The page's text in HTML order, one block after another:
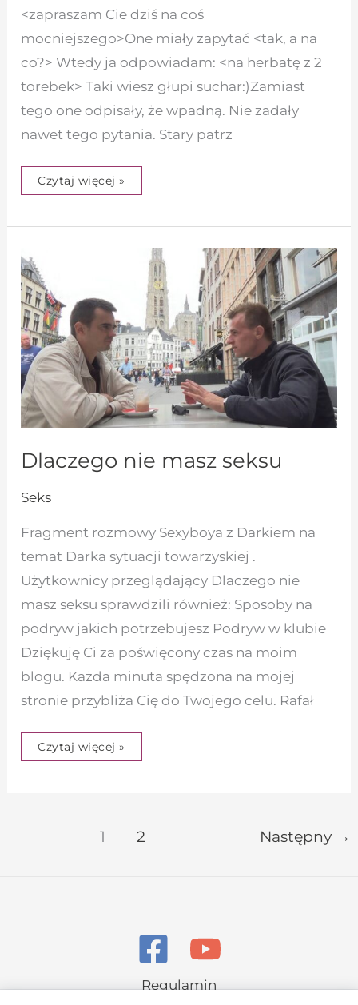
<zapraszam Cie dziś na coś
mocniejszego>One miały zapytać <tak, a na
co?> Wtedy ja odpowiadam: <na herbatę z 2
torebek> Taki wiesz głupi suchar:)Zamiast
tego one odpisały, że wpadną. Nie zadały
nawet tego pytania. Stary patrz
Czytaj więcej »
Dlaczego nie masz seksu
Seks
Fragment rozmowy Sexyboya z Darkiem na
temat Darka sytuacji towarzyskiej .
Użytkownicy przeglądający Dlaczego nie
masz seksu sprawdzili również: Sposoby na
podryw jakich potrzebujesz Podryw w klubie
Dziękuję Ci za poświęcony czas na moim
blogu. Każda minuta spędzona na mojej
stronie przybliża Cię do Twojego celu. Rafał
masz
seksu
Czytaj więcej »
1 2 Następny →
Regulamin